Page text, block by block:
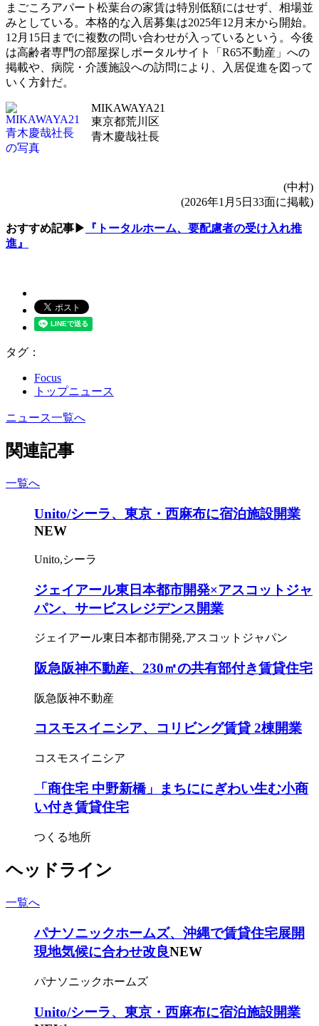
まごころアパート松葉台の家賃は特別低額にはせず、相場並
みとしている。本格的な入居募集は2025年12月末から開始。
12月15日までに複数の問い合わせが入っているという。今後
は高齢者専門の部屋探しポータルサイト「R65不動産」への
掲載や、病院・介護施設への訪問により、入居促進を図って
いく方針だ。
MIKAWAYA21
東京都荒川区
青木慶哉社長
(中村)
(2026年1月5日33面に掲載)
おすすめ記事▶
『トータルホーム、要配慮者の受け入れ推
進』
タグ：
Focus
トップニュース
ニュース一覧へ
関連記事
一覧へ
Unito/シーラ、東京・西麻布に宿泊施設開業
NEW
Unito,シーラ
ジェイアール東日本都市開発×アスコットジャ
パン、サービスレジデンス開業
ジェイアール東日本都市開発,アスコットジャパン
阪急阪神不動産、230㎡の共有部付き賃貸住宅
阪急阪神不動産
コスモスイニシア、コリビング賃貸 2棟開業
コスモスイニシア
「商住宅 中野新橋」まちににぎわい生む小商
い付き賃貸住宅
つくる地所
ヘッドライン
一覧へ
パナソニックホームズ、沖縄で賃貸住宅展開
現地気候に合わせ改良NEW
パナソニックホームズ
Unito/シーラ、東京・西麻布に宿泊施設開業